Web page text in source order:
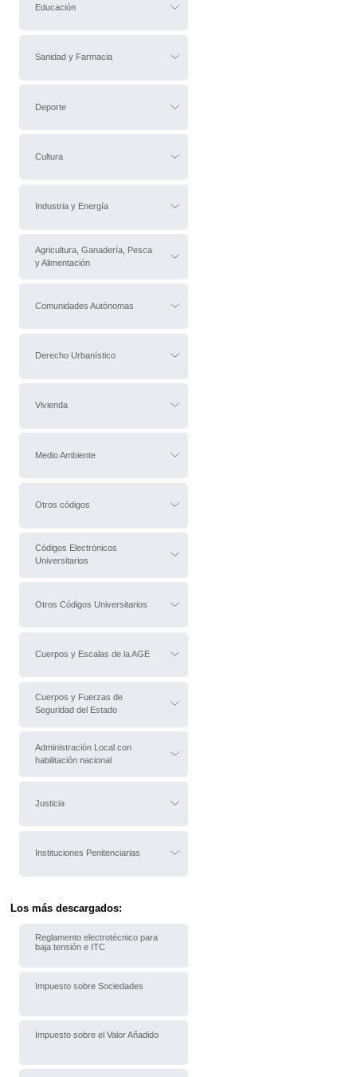
Educación
Sanidad y Farmacia
Deporte
Cultura
Industria y Energía
Agricultura, Ganadería, Pesca
y Alimentación
Comunidades Autónomas
Derecho Urbanístico
Vivienda
Medio Ambiente
Otros códigos
Códigos Electrónicos
Universitarios
Otros Códigos Universitarios
Cuerpos y Escalas de la AGE
Cuerpos y Fuerzas de
Seguridad del Estado
Administración Local con
habilitación nacional
Justicia
Instituciones Penitenciarias
Los más descargados:
Reglamento electrotécnico para
baja tensión e ITC
Impuesto sobre Sociedades
Impuesto sobre el Valor Añadido